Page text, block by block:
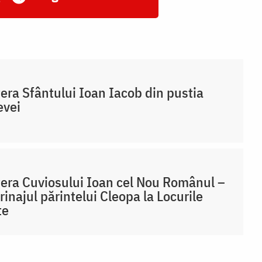
Sfântului Ioan Iacob din pustia
Cuviosului Ioan cel Nou Românul –
părintelui Cleopa la Locurile